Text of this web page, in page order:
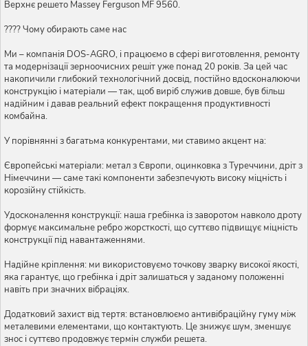
Верхнє решето Massey Ferguson MF 9560.
???? Чому обирають саме нас
Ми – компанія DOS-AGRO, і працюємо в сфері виготовлення, ремонту
та модернізації зерноочисних решіт уже понад 20 років. За цей час
накопичили глибокий технологічний досвід, постійно вдосконалюючи
конструкцію і матеріали — так, щоб виріб служив довше, був більш
надійним і давав реальний ефект покращення продуктивності
комбайна.
У порівнянні з багатьма конкурентами, ми ставимо акцент на:
Європейські матеріали: метал з Європи, оцинковка з Туреччини, дріт з
Німеччини — саме такі компоненти забезпечують високу міцність і
корозійну стійкість.
Удосконалення конструкції: наша гребінка із заворотом навколо дроту
формує максимальне ребро жорсткості, що суттєво підвищує міцність
конструкції під навантаженнями.
Надійне кріплення: ми використовуємо точкову зварку високої якості,
яка гарантує, що гребінка і дріт залишаться у заданому положенні
навіть при значних вібраціях.
Додатковий захист від тертя: встановлюємо антивібраційну гуму між
металевими елементами, що контактують. Це знижує шум, зменшує
знос і суттєво продовжує термін служби решета.